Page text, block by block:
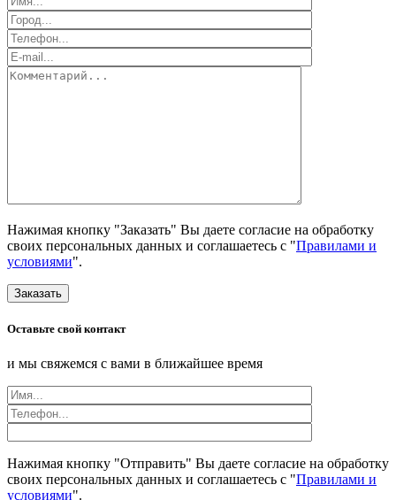
Нажимая кнопку "Заказать" Вы даете согласие на обработку
своих персональных данных и соглашаетесь с "Правилами и
условиями".
Заказать
Оставьте свой контакт
и мы свяжемся с вами в ближайшее время
Нажимая кнопку "Отправить" Вы даете согласие на обработку
своих персональных данных и соглашаетесь с "Правилами и
условиями".